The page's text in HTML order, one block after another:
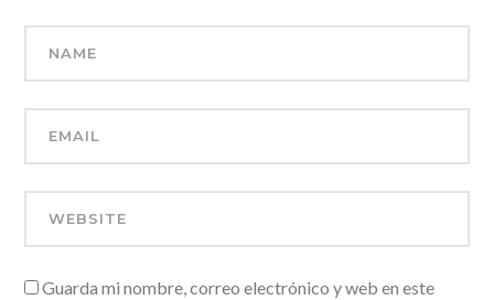
Guarda mi nombre, correo electrónico y web en este